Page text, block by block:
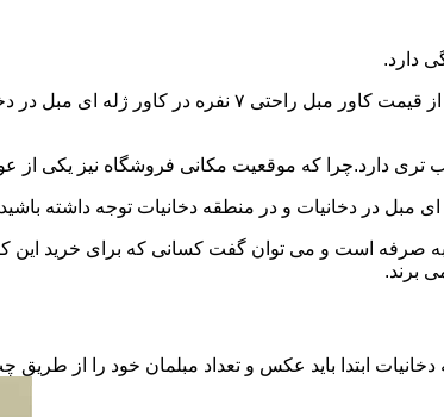
دارد.
اولین و مهم ترین آن هم جنس و نوع کاور است.شما می توانید
تری دارد.چرا که موقعیت مکانی فروشگاه نیز یکی
در دخانیات و در منطقه دخانیات توجه داشته باشید تا
صرفه است و می توان گفت کسانی که برای خرید این
برند.
ابتدا باید عکس و تعداد مبلمان خود را از